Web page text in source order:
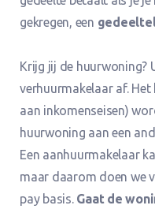
gekregen, een
Krijg jij de huurwoning?
verhuurmakelaar af.
aan inkomenseisen)
huurwoning aan een
Een aanhuurmakelaar
maar daarom doen we
pay basis. Gaat de